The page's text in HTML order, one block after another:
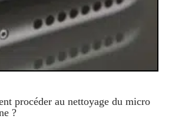
procéder au nettoyage du micro
?